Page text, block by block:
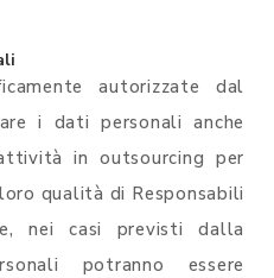
autorizzate dal
i dati personali anche
in outsourcing per
qualità di Responsabili
nei casi previsti dalla
potranno essere